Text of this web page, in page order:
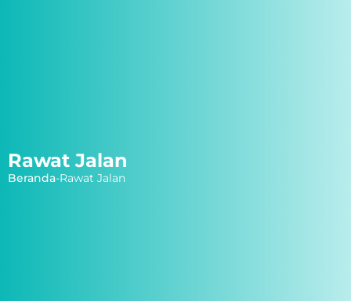
Rawat Jalan
Beranda-Rawat Jalan